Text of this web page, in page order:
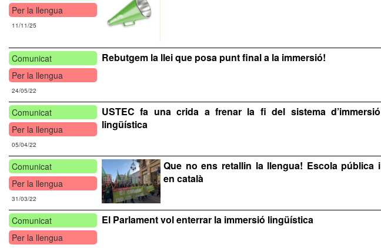
Per la llengua
11/11/25
Comunicat
Per la llengua
24/05/22
Rebutgem la llei que posa punt final a la immersió!
Comunicat
Per la llengua
05/04/22
USTEC fa una crida a frenar la fi del sistema d’immersió
lingüística
Comunicat
Per la llengua
31/03/22
Que no ens retallin la llengua! Escola pública i
en català
Comunicat
Per la llengua
El Parlament vol enterrar la immersió lingüística